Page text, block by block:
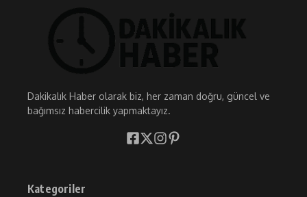
Dakikalık Haber olarak biz, her zaman doğru, güncel ve
bağımsız habercilik yapmaktayız.
Kategoriler